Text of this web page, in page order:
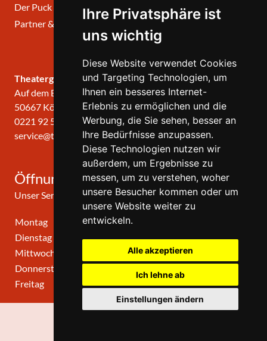
Ihre Privatsphäre ist
uns wichtig
Diese Website verwendet Cookies
und Targeting Technologien, um
Ihnen ein besseres Internet-
Erlebnis zu ermöglichen und die
Werbung, die Sie sehen, besser an
Ihre Bedürfnisse anzupassen.
Diese Technologien nutzen wir
außerdem, um Ergebnisse zu
messen, um zu verstehen, woher
unsere Besucher kommen oder um
unsere Website weiter zu
entwickeln.
Alle akzeptieren
Ich lehne ab
Einstellungen ändern
Der Puck
Partner & Links
Theatergemeinde KÖLN
Auf dem Berlich 34
50667 Köln
0221 92 57 420
service@theatergemeinde-koeln.de
Öffnungszeiten
Unser Service-Center ist zu folgenden Zeiten geöffnet
Montag
10:00 Uhr - 12:00 Uhr
Dienstag
10:00 Uhr - 12:00 Uhr
Mittwoch
10:00 Uhr - 12:00 Uhr
Donnerstag
Freitag
geschlossen